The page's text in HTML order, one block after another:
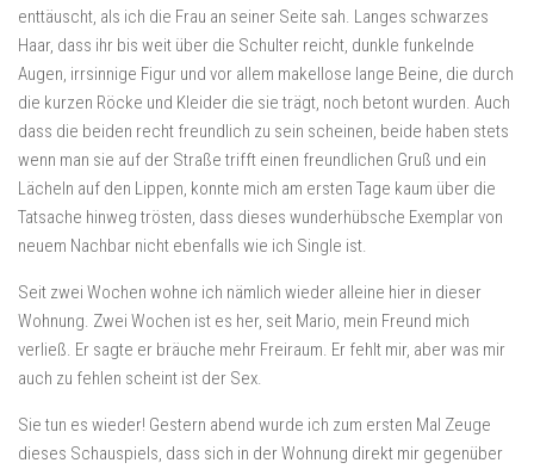
enttäuscht, als ich die Frau an seiner Seite sah. Langes schwarzes
Haar, dass ihr bis weit über die Schulter reicht, dunkle funkelnde
Augen, irrsinnige Figur und vor allem makellose lange Beine, die durch
die kurzen Röcke und Kleider die sie trägt, noch betont wurden. Auch
dass die beiden recht freundlich zu sein scheinen, beide haben stets
wenn man sie auf der Straße trifft einen freundlichen Gruß und ein
Lächeln auf den Lippen, konnte mich am ersten Tage kaum über die
Tatsache hinweg trösten, dass dieses wunderhübsche Exemplar von
neuem Nachbar nicht ebenfalls wie ich Single ist.
Seit zwei Wochen wohne ich nämlich wieder alleine hier in dieser
Wohnung. Zwei Wochen ist es her, seit Mario, mein Freund mich
verließ. Er sagte er bräuche mehr Freiraum. Er fehlt mir, aber was mir
auch zu fehlen scheint ist der Sex.
Sie tun es wieder! Gestern abend wurde ich zum ersten Mal Zeuge
dieses Schauspiels, dass sich in der Wohnung direkt mir gegenüber